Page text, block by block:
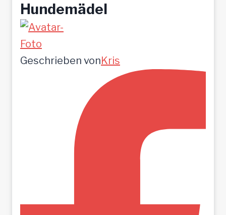
Hundemädel
Geschrieben vonKris